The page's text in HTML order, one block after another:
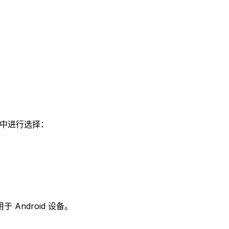
进行选择：
于 Android 设备。